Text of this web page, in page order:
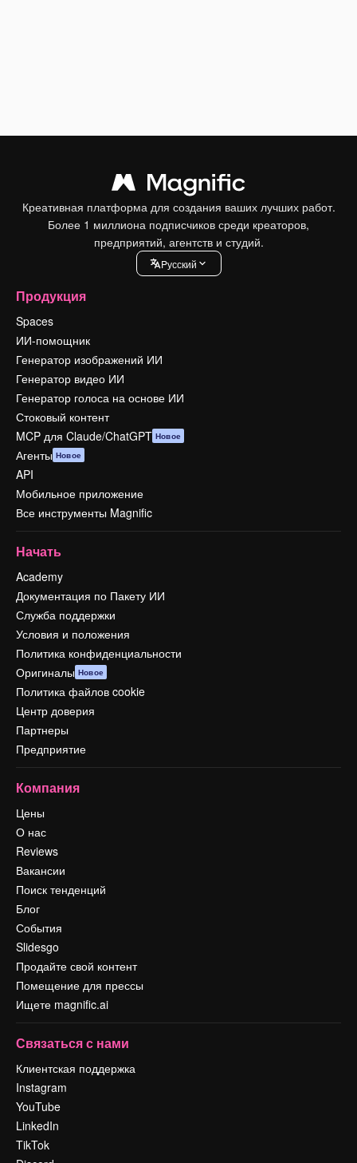
Креативная платформа для создания ваших лучших работ.
Более 1 миллиона подписчиков среди креаторов,
предприятий, агентств и студий.
Pусский
Продукция
Spaces
ИИ-помощник
Генератор изображений ИИ
Генератор видео ИИ
Генератор голоса на основе ИИ
Стоковый контент
MCP для Claude/ChatGPT Новое
Агенты Новое
API
Мобильное приложение
Все инструменты Magnific
Начать
Academy
Документация по Пакету ИИ
Служба поддержки
Условия и положения
Политика конфиденциальности
Оригиналы Новое
Политика файлов cookie
Центр доверия
Партнеры
Предприятие
Компания
Цены
О нас
Reviews
Вакансии
Поиск тенденций
Блог
События
Slidesgo
Продайте свой контент
Помещение для прессы
Ищете magnific.ai
Связаться с нами
Клиентская поддержка
Instagram
YouTube
LinkedIn
TikTok